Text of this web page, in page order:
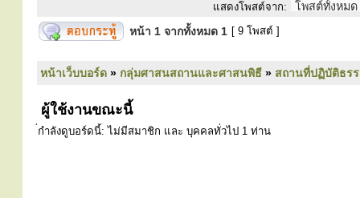
แสดงโพสต์จาก:
หน้า 1 จากทั้งหมด 1 [ 9 โพสต์ ]
หน้าเว็บบอร์ด » กลุ่มศาสนสถานและศาสนพิธี » สถานที่ปฏิบัติธร
ผู้ใช้งานขณะนี้
่กำลังดูบอร์ดนี้: ไม่มีสมาชิก และ บุคคลทั่วไป 1 ท่าน